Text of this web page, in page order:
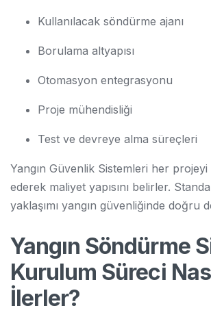
Kullanılacak söndürme ajanı
Borulama altyapısı
Otomasyon entegrasyonu
Proje mühendisliği
Test ve devreye alma süreçleri
Yangın Güvenlik Sistemleri her
ederek maliyet yapısını belirler.
yaklaşımı yangın güvenliğinde doğru
Yangın Söndürme
Kurulum Süreci
İlerler?